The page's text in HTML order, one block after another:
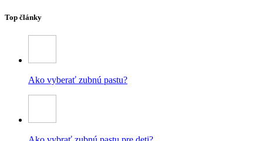
Top články
Ako vyberať zubnú pastu?